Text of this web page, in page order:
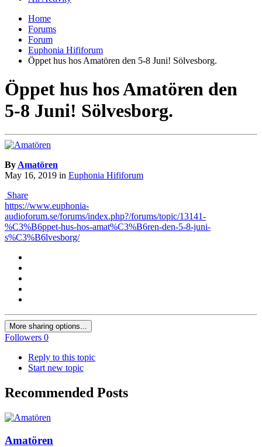
Home
Forums
Forum
Euphonia Hififorum
Öppet hus hos Amatören den 5-8 Juni! Sölvesborg.
Öppet hus hos Amatören den
5-8 Juni! Sölvesborg.
ByAmatören
May 16, 2019 in Euphonia Hififorum
Share
https://www.euphonia-
audioforum.se/forums/index.php?/forums/topic/13141-
%C3%B6ppet-hus-hos-amat%C3%B6ren-den-5-8-juni-
s%C3%B6lvesborg/
More sharing options...
Followers 0
Reply to this topic
Start new topic
Recommended Posts
Amatören